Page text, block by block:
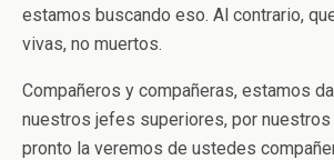
estamos buscando eso. Al contrario,
vivas, no muertos.
Compañeros y compañeras, estamos
nuestros jefes superiores, por
pronto la veremos de ustedes